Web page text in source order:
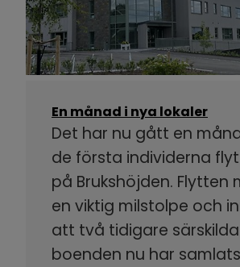
En månad i nya lokaler
Det har nu gått en
de första individerna
på Brukshöjden. Flytten
en viktig milstolpe och
att två tidigare särskilda
boenden nu har